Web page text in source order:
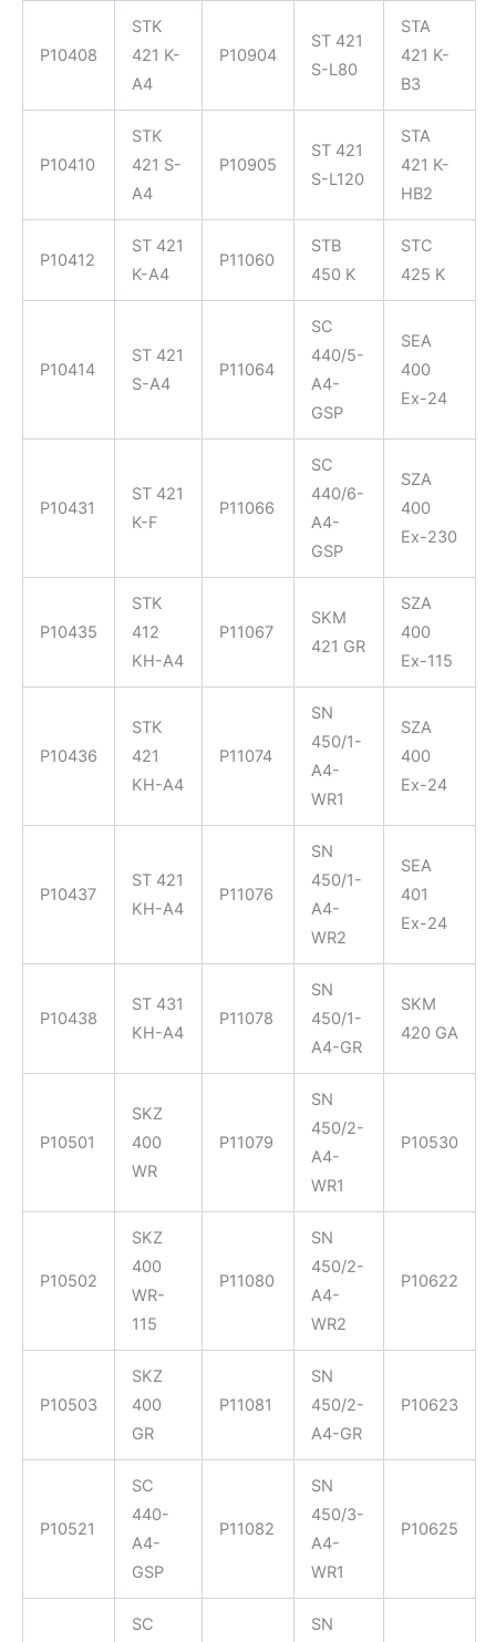
P10408
STK
421 K-
A4
P10904
ST 421
S-L80
STA
421 K-
B3
P10410
STK
421 S-
A4
P10905
ST 421
S-L120
STA
421 K-
HB2
P10412
ST 421
K-A4
P11060
STB
450 K
STC
425 K
P10414
ST 421
S-A4
P11064
SC
440/5-
A4-
GSP
SEA
400
Ex-24
P10431
ST 421
K-F
P11066
SC
440/6-
A4-
GSP
SZA
400
Ex-230
P10435
STK
412
KH-A4
P11067
SKM
421 GR
SZA
400
Ex-115
P10436
STK
421
KH-A4
P11074
SN
450/1-
A4-
WR1
SZA
400
Ex-24
P10437
ST 421
KH-A4
P11076
SN
450/1-
A4-
WR2
SEA
401
Ex-24
P10438
ST 431
KH-A4
P11078
SN
450/1-
A4-GR
SKM
420 GA
P10501
SKZ
400
WR
P11079
SN
450/2-
A4-
WR1
P10530
P10502
SKZ
400
WR-
115
P11080
SN
450/2-
A4-
WR2
P10622
P10503
SKZ
400
GR
P11081
SN
450/2-
A4-GR
P10623
P10521
SC
440-
A4-
GSP
P11082
SN
450/3-
A4-
WR1
P10625
SC SN